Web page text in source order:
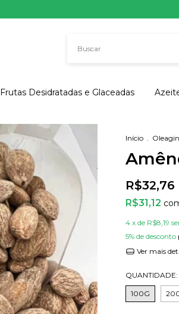
Frutas Desidratadas e Glaceadas
Início .
R$32,76
R$31,12
4 x de R$8,19
5% de desconto
Ver mais
QUANTIDADE:
100G